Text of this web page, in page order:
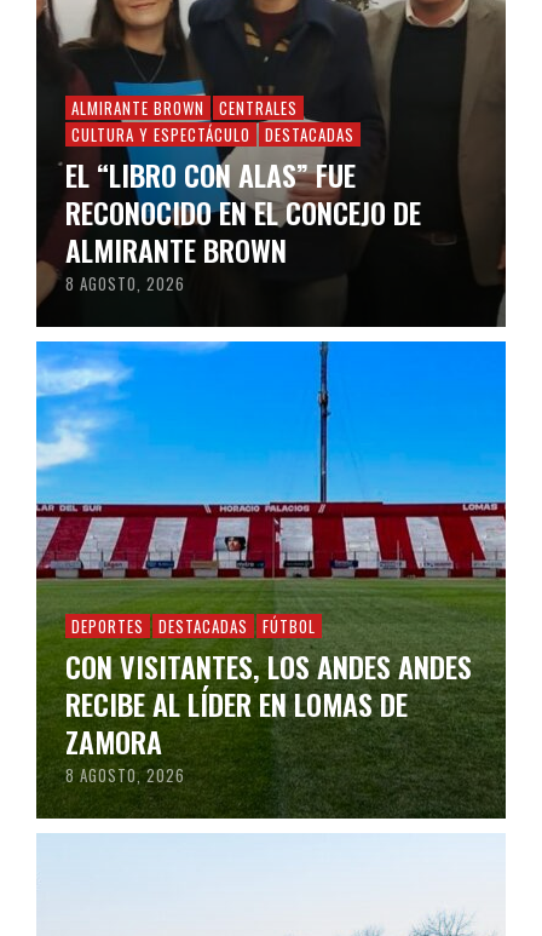
ALMIRANTE BROWN
CENTRALES
CULTURA Y ESPECTÁCULO
DESTACADAS
EL “LIBRO CON ALAS” FUE
RECONOCIDO EN EL CONCEJO DE
ALMIRANTE BROWN
8 AGOSTO, 2026
DEPORTES DESTACADAS FÚTBOL
CON VISITANTES, LOS ANDES ANDES
RECIBE AL LÍDER EN LOMAS DE
ZAMORA
8 AGOSTO, 2026